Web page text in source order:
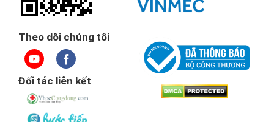
Theo dõi chúng tôi
Đối tác liên kết